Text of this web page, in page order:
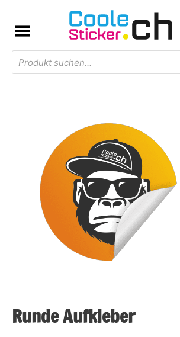
Products
search
Runde Aufkleber